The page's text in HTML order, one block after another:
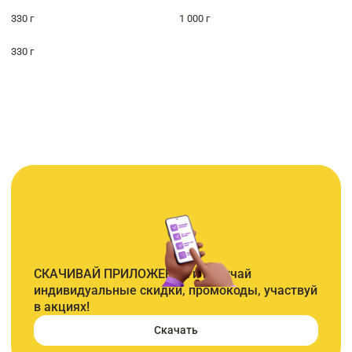
330 г 1 000 г
330 г
СКАЧИВАЙ ПРИЛОЖЕНИЕ и получай
индивидуальные скидки, промокоды, участвуй
в акциях!
Скачать